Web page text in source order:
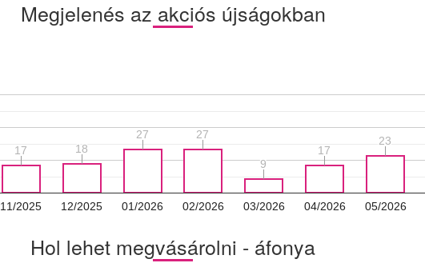
Megjelenés az akciós újságokban
11/2025 12/2025 01/2026 02/2026 03/2026 04/2026 05/2026
17
17 18
18
27
27 27
27
9
9
17
17
23
23
Hol lehet megvásárolni - áfonya